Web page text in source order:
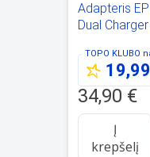
Adapteris
Dual
TOPO KLUBO
34,90 €
Į
krepšelį